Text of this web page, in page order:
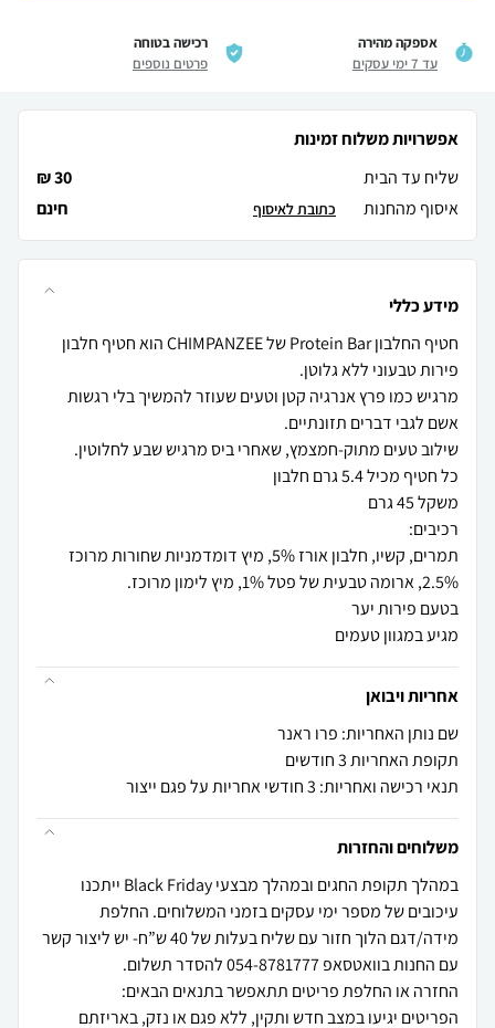
אספקה מהירה
עד 7 ימי עסקים
רכישה בטוחה
פרטים נוספים
אפשרויות משלוח זמינות
שליח עד הבית
30 ₪
איסוף מהחנות
חינם כתובת לאיסוף
מידע כללי
חטיף החלבון Protein Bar של CHIMPANZEE הוא חטיף חלבון
מרגיש כמו פרץ אנרגיה קטן וטעים שעוזר להמשיך בלי רגשות
תמרים, קשיו, חלבון אורז 5%, מיץ דומדמניות שחורות מרוכז
מגיע במגוון טעמים
אחריות ויבואן
שם נותן האחריות: פרו ראנר
תקופת האחריות 3 חודשים
תנאי רכישה ואחריות: 3 חודשי אחריות על פגם ייצור
משלוחים והחזרות
במהלך תקופת החגים ובמהלך מבצעי Black Friday ייתכנו
עיכובים של מספר ימי עסקים בזמני המשלוחים. החלפת
מידה/דגם הלוך חזור עם שליח בעלות של 40 ש”ח- יש ליצור קשר
הפריטים יגיעו במצב חדש ותקין, ללא פגם או נזק, באריזתם